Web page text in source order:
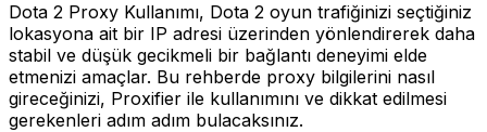
Dota 2 Proxy Kullanımı, Dota 2 oyun trafiğinizi seçtiğiniz
lokasyona ait bir IP adresi üzerinden yönlendirerek daha
stabil ve düşük gecikmeli bir bağlantı deneyimi elde
etmenizi amaçlar. Bu rehberde proxy bilgilerini nasıl
gireceğinizi, Proxifier ile kullanımını ve dikkat edilmesi
gerekenleri adım adım bulacaksınız.